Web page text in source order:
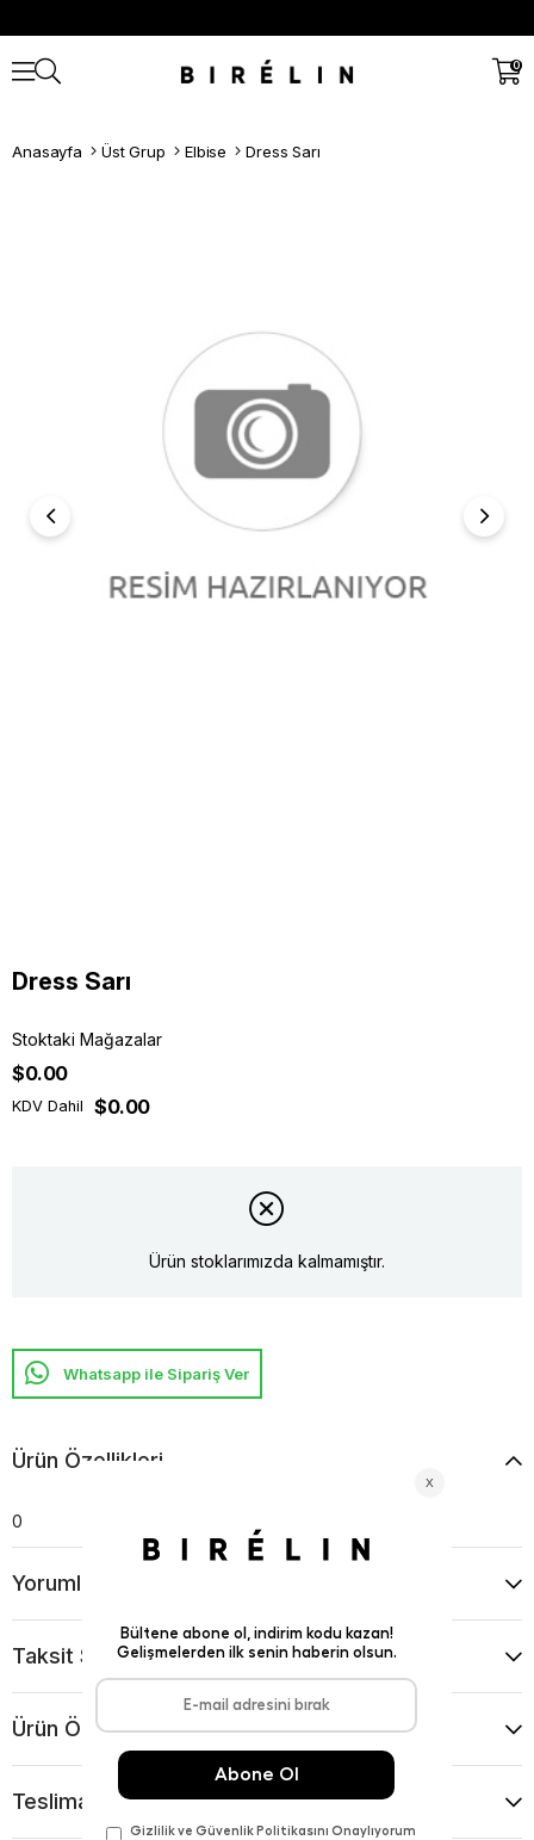
0
Anasayfa Üst Grup Elbise Dress Sarı
Dress Sarı
Stoktaki Mağazalar
$0.00
KDV Dahil $0.00
Ürün stoklarımızda kalmamıştır.
Whatsapp ile Sipariş Ver
Ürün Özellikleri
0
Yorumlar
Taksit Seçenekleri
Ürün Önerileri
Teslimat Ve İade Koşulları